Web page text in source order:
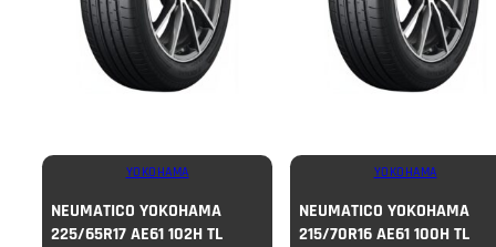
YOKOHAMA
NEUMATICO YOKOHAMA
225/65R17 AE61 102H TL
YOKOHAMA
NEUMATICO YOKOHAMA
215/70R16 AE61 100H TL